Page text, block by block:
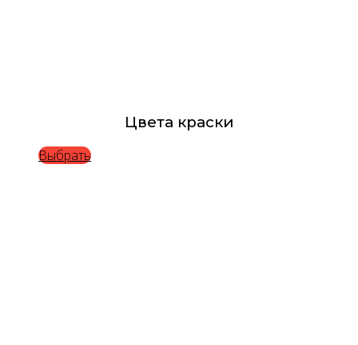
Цвета краски
Выбрать